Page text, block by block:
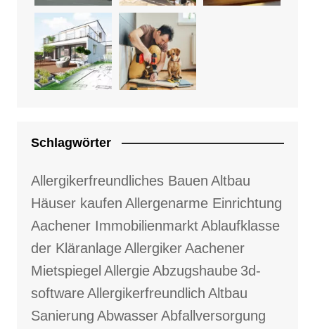
Schlagwörter
Allergikerfreundliches Bauen Altbau
Häuser kaufen Allergenarme Einrichtung
Aachener ImmobilienmarktAblaufklasse
der KläranlageAllergikerAachener
Mietspiegel AllergieAbzugshaube 3d-
softwareAllergikerfreundlich Altbau
Sanierung AbwasserAbfallversorgung